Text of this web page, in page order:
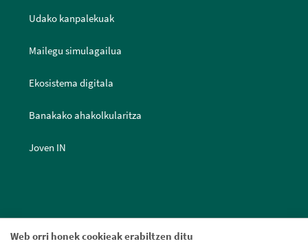
Web orri honek cookieak erabiltzen ditu
Udako kanpalekuak
Mailegu simulagailua
Ekosistema digitala
Banakako ahakolkularitza
Joven IN